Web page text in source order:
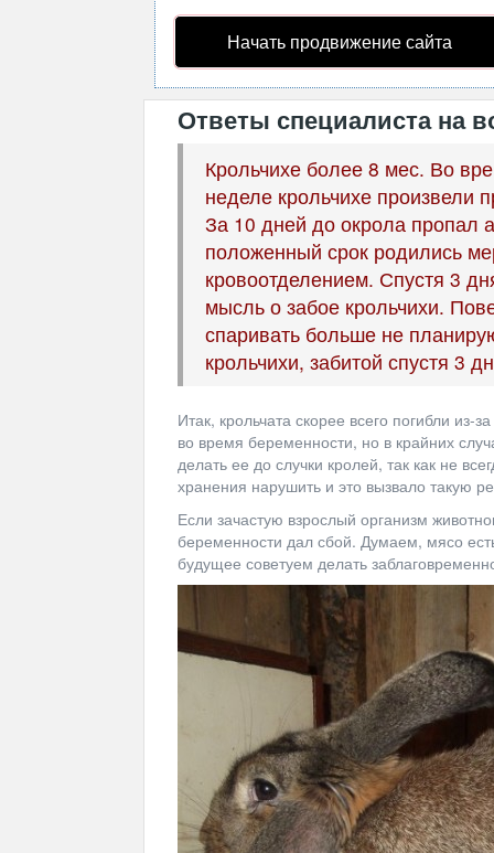
Начать продвижение сайта
Ответы специалиста на
Крольчихе более 8 мес. Во
неделе крольчихе произвели
За 10 дней до окрола пропал
положенный срок родились
кровоотделением. Спустя 3
мысль о забое крольчихи.
спаривать больше не
крольчихи, забитой спустя 3
Итак, крольчата скорее всего погибли
во время беременности, но в крайних
делать ее до случки кролей, так как не
хранения нарушить и это вызвало такую
Если зачастую взрослый организм
беременности дал сбой. Думаем, мясо
будущее советуем делать